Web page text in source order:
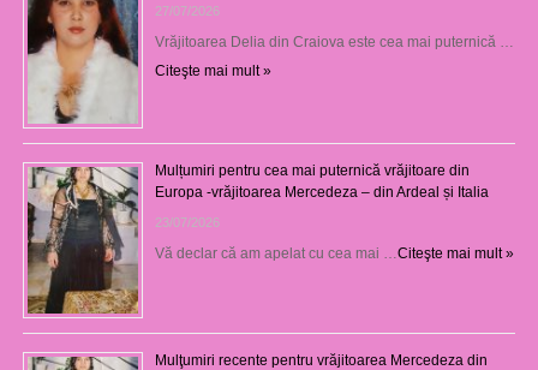
27/07/2026
Vrăjitoarea Delia din Craiova este cea mai puternică …
Citeşte mai mult »
Mulțumiri pentru cea mai puternică vrăjitoare din
Europa -vrăjitoarea Mercedeza – din Ardeal și Italia
23/07/2026
Vă declar că am apelat cu cea mai …Citeşte mai mult »
Mulţumiri recente pentru vrăjitoarea Mercedeza din